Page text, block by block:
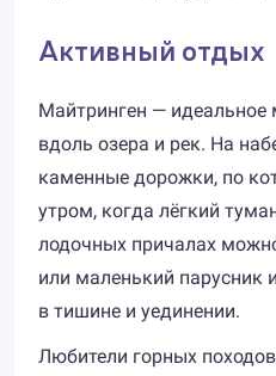
Активный отдых
Майтринген — идеальное
вдоль озера и рек. На
каменные дорожки, по
утром, когда лёгкий
лодочных причалах
или маленький парусник
в тишине и уединении.
Любители горных